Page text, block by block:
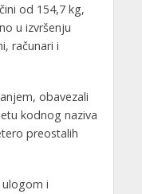
od 154,7 kg,
u izvršenju
računari i
obavezali
kodnog naziva
preostalih
ulogom i